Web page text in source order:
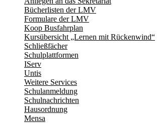
Bücherlisten der LMV
Formulare der LMV
Koop Busfahrplan
Kursübersicht „Lernen mit Rückenwind“
Schließfächer
Schulplattformen
IServ
Untis
Weitere Services
Schulanmeldung
Schulnachrichten
Hausordnung
Mensa